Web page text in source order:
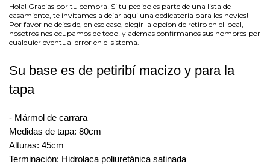
Hola! Gracias por tu compra! Si tu pedido es parte de una lista de
casamiento, te invitamos a dejar aqui una dedicatoria para los novios!
Por favor no dejes de, en ese caso, elegir la opcion de retiro en el local,
nosotros nos ocupamos de todo! y ademas confirmanos sus nombres por
cualquier eventual error en el sistema.
Su base es de petiribí macizo y para la
tapa
- Mármol de carrara
Medidas de tapa: 80cm
Alturas: 45cm
Terminación: Hidrolaca poliuretánica satinada